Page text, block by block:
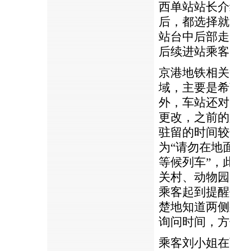
西单站站长
后，都选择
站台中后部
后续进站乘
京港地铁相
域，主要是
外，车站还
更改，之前
驻留的时间
为“请勿在地
等候列车”，
关村、动物
乘客起到提
楚地知道两
询问时间，
乘客刘小姐